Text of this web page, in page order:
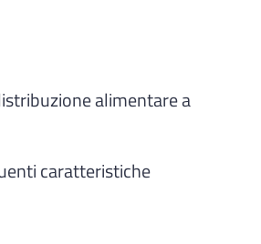
alimentare a
caratteristiche